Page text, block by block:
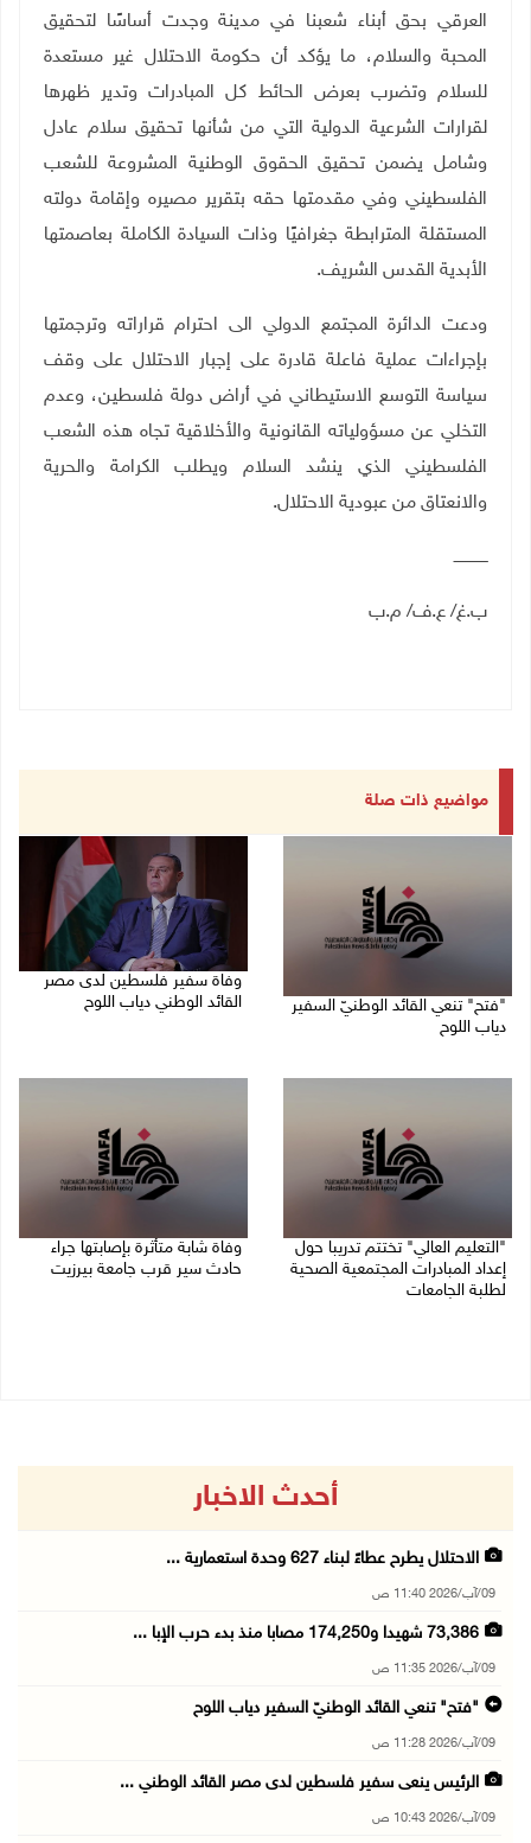
العرقي بحق أبناء شعبنا في مدينة وجدت أساسًا لتحقيق
المحبة والسلام، ما يؤكد أن حكومة الاحتلال غير مستعدة
للسلام وتضرب بعرض الحائط كل المبادرات وتدير ظهرها
لقرارات الشرعية الدولية التي من شأنها تحقيق سلام عادل
وشامل يضمن تحقيق الحقوق الوطنية المشروعة للشعب
الفلسطيني وفي مقدمتها حقه بتقرير مصيره وإقامة دولته
المستقلة المترابطة جغرافيًا وذات السيادة الكاملة بعاصمتها
الأبدية القدس الشريف.
ودعت الدائرة المجتمع الدولي الى احترام قراراته وترجمتها
بإجراءات عملية فاعلة قادرة على إجبار الاحتلال على وقف
سياسة التوسع الاستيطاني في أراض دولة فلسطين، وعدم
التخلي عن مسؤولياته القانونية والأخلاقية تجاه هذه الشعب
الفلسطيني الذي ينشد السلام ويطلب الكرامة والحرية
والانعتاق من عبودية الاحتلال.
ــــــــــــــ
ب.غ/ ع.ف/ م.ب
مواضيع ذات صلة
"فتح" تنعي القائد الوطنيّ السفير
دياب اللوح
وفاة سفير فلسطين لدى مصر
القائد الوطني دياب اللوح
"التعليم العالي" تختتم تدريبا حول
إعداد المبادرات المجتمعية الصحية
لطلبة الجامعات
وفاة شابة متأثرة بإصابتها جراء
حادث سير قرب جامعة بيرزيت
أحدث الاخبار
الاحتلال يطرح عطاءً لبناء 627 وحدة استعمارية ...
09/آب/2026 11:40 ص
73,386 شهيدا و174,250 مصابا منذ بدء حرب الإبا ...
09/آب/2026 11:35 ص
"فتح" تنعي القائد الوطنيّ السفير دياب اللوح
09/آب/2026 11:28 ص
الرئيس ينعى سفير فلسطين لدى مصر القائد الوطني ...
09/آب/2026 10:43 ص